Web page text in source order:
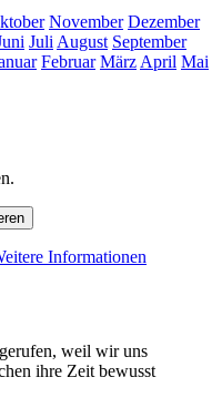
November Dezember
Juli August September
Februar März April Mai
Informationen
weil wir uns
ihre Zeit bewusst